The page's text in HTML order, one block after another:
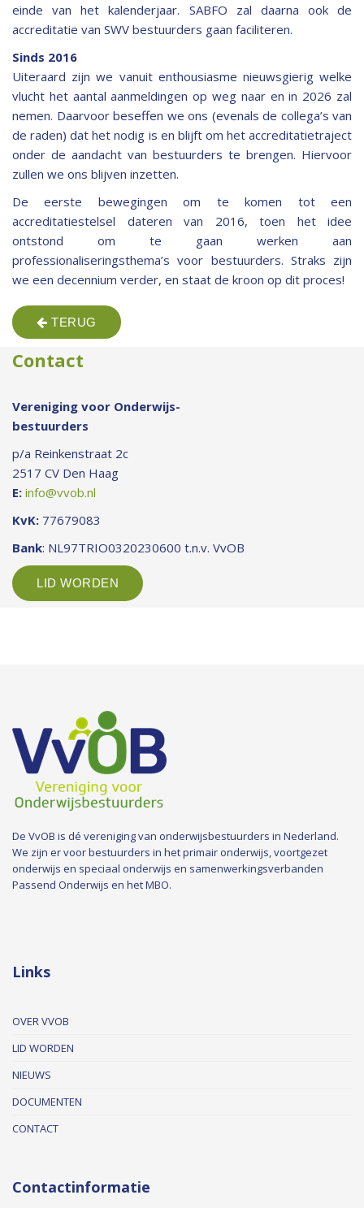
einde van het kalenderjaar. SABFO zal daarna ook de
accreditatie van SWV bestuurders gaan faciliteren.
Sinds 2016
Uiteraard zijn we vanuit enthousiasme nieuwsgierig welke
vlucht het aantal aanmeldingen op weg naar en in 2026 zal
nemen. Daarvoor beseffen we ons (evenals de collega’s van
de raden) dat het nodig is en blijft om het accreditatietraject
onder de aandacht van bestuurders te brengen. Hiervoor
zullen we ons blijven inzetten.
De eerste bewegingen om te komen tot een
accreditatiestelsel dateren van 2016, toen het idee
ontstond om te gaan werken aan
professionaliseringsthema’s voor bestuurders. Straks zijn
we een decennium verder, en staat de kroon op dit proces!
TERUG
Contact
Vereniging voor Onderwijs-
bestuurders
p/a Reinkenstraat 2c
2517 CV Den Haag
E: info@vvob.nl
KvK: 77679083
Bank: NL97TRIO0320230600 t.n.v. VvOB
LID WORDEN
De VvOB is dé vereniging van onderwijsbestuurders in Nederland.
We zijn er voor bestuurders in het primair onderwijs, voortgezet
onderwijs en speciaal onderwijs en samenwerkingsverbanden
Passend Onderwijs en het MBO.
Links
OVER VVOB
LID WORDEN
NIEUWS
DOCUMENTEN
CONTACT
Contactinformatie